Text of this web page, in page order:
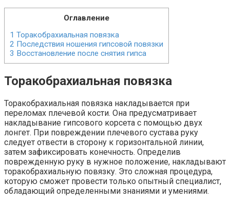
Оглавление
1 Торакобрахиальная повязка
2 Последствия ношения гипсовой повязки
3 Восстановление после снятия гипса
Торакобрахиальная повязка
Торакобрахиальная повязка накладывается при
переломах плечевой кости. Она предусматривает
накладывание гипсового корсета с помощью двух
лонгет. При повреждении плечевого сустава руку
следует отвести в сторону к горизонтальной линии,
затем зафиксировать конечность. Определив
поврежденную руку в нужное положение, накладывают
торакобрахиальную повязку. Это сложная процедура,
которую сможет провести только опытный специалист,
обладающий определенными знаниями и умениями.